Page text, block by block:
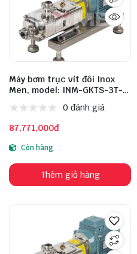
Máy bơm trục vít đôi Inox
Men, model: INM-GKTS-3T-
0 đánh giá
87,771,000đ
Còn hàng
Thêm giỏ hàng